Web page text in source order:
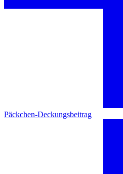
Päckchen-Deckungsbeitrag